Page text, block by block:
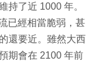
持了近 1000 年。
已經相當脆弱，甚
還要近。雖然大西
期會在 2100 年前